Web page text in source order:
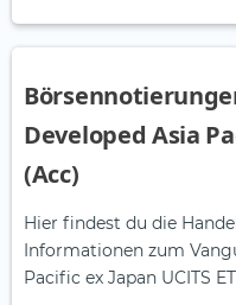
Developed Asia
(Acc)
Hier findest du die
Informationen zum
Pacific ex Japan UCITS